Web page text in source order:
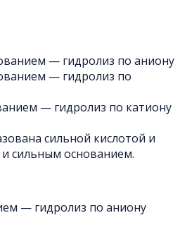
— гидролиз по аниону
— гидролиз по
— гидролиз по катиону
сильной кислотой и
и сильным основанием.
— гидролиз по аниону